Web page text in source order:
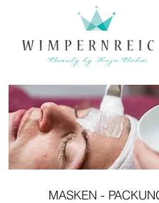
MASKEN -